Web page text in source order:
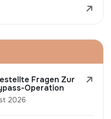
Fragen Zur
Operation
2026